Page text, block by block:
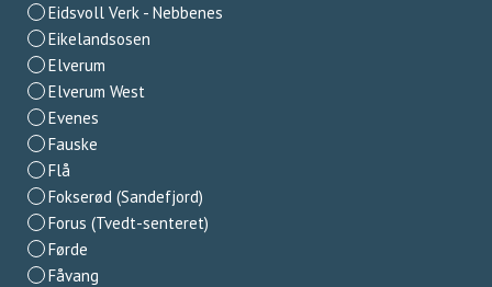
Eidsvoll Verk - Nebbenes
Eikelandsosen
Elverum
Elverum West
Evenes
Fauske
Flå
Fokserød (Sandefjord)
Forus (Tvedt-senteret)
Førde
Fåvang